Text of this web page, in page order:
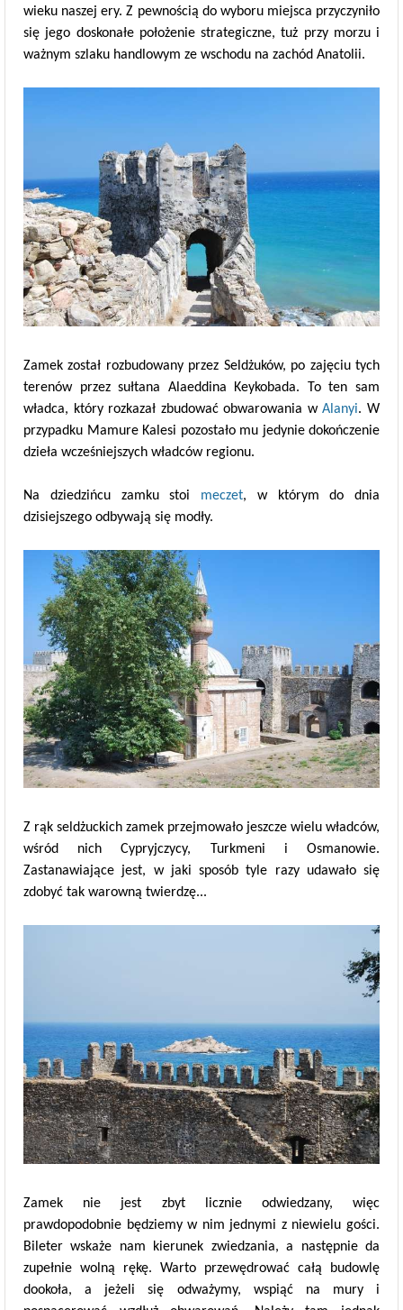
wieku naszej ery. Z pewnością do wyboru miejsca przyczyniło
się jego doskonałe położenie strategiczne, tuż przy morzu i
ważnym szlaku handlowym ze wschodu na zachód Anatolii.
Zamek został rozbudowany przez Seldżuków, po zajęciu tych
terenów przez sułtana Alaeddina Keykobada. To ten sam
władca, który rozkazał zbudować obwarowania wAlanyi. W
przypadku Mamure Kalesi pozostało mu jedynie dokończenie
dzieła wcześniejszych władców regionu.
Na dziedzińcu zamku stoi meczet, w którym do dnia
dzisiejszego odbywają się modły.
Z rąk seldżuckich zamek przejmowało jeszcze wielu władców,
wśród nich Cypryjczycy, Turkmeni i Osmanowie.
Zastanawiające jest, w jaki sposób tyle razy udawało się
zdobyć tak warowną twierdzę...
Zamek nie jest zbyt licznie odwiedzany, więc
prawdopodobnie będziemy w nim jednymi z niewielu gości.
Bileter wskaże nam kierunek zwiedzania, a następnie da
zupełnie wolną rękę. Warto przewędrować całą budowlę
dookoła, a jeżeli się odważymy, wspiąć na mury i